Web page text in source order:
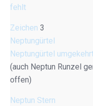
fehlt
Zeichen 3
Neptungürtel
Neptungürtel
(auch Neptun Runzel
offen)
Neptun Stern